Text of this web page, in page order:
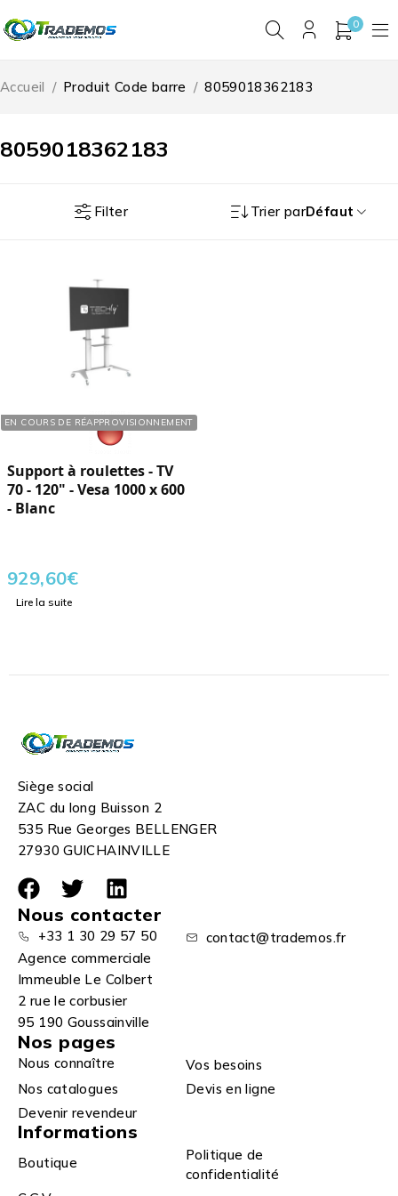
0
8059018362183
Accueil / Produit Code barre / 8059018362183
Filter Trier parDéfaut
EN COURS DE RÉAPPROVISIONNEMENT
Réf. : 627485
Support à roulettes - TV
70 - 120" - Vesa 1000 x 600
- Blanc
929,60€
Lire la suite
Siège social
ZAC du long Buisson 2
535 Rue Georges BELLENGER
27930 GUICHAINVILLE
Nous contacter
+33 1 30 29 57 50
contact@trademos.fr
Agence commerciale
Immeuble Le Colbert
2 rue le corbusier
95 190 Goussainville
Nos pages
Nous connaître
Vos besoins
Nos catalogues
Devis en ligne
Devenir revendeur
Informations
Boutique
Politique de
confidentialité